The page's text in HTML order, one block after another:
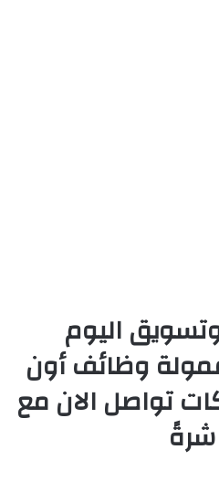
اليوم
وظائف أون
تواصل الان مع